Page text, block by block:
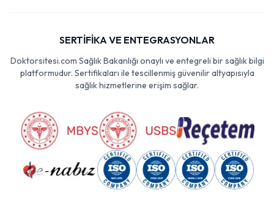
SERTİFİKA VE ENTEGRASYONLAR
Doktorsitesi.com Sağlık Bakanlığı onaylı ve entegreli bir sağlık bilgi
platformudur. Sertifikaları ile tescillenmiş güvenilir altyapısıyla
sağlık hizmetlerine erişim sağlar.